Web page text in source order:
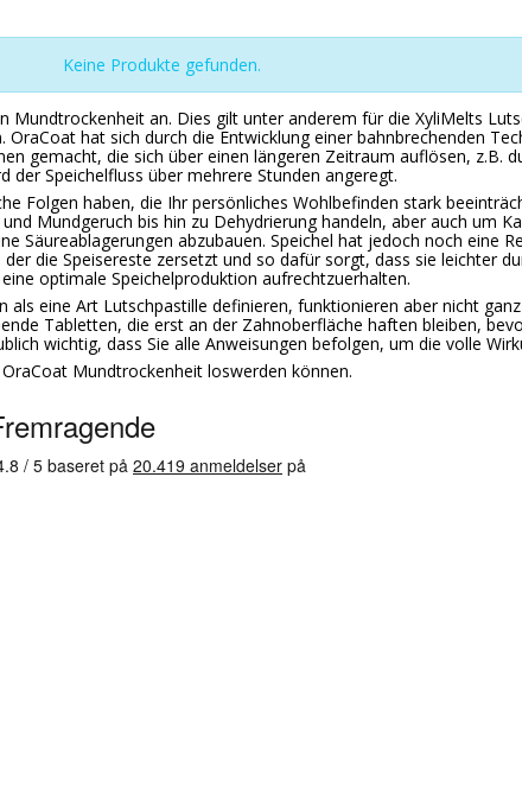
Keine Produkte gefunden.
Mundtrockenheit an. Dies gilt unter anderem für die XyliMelts
hat sich durch die Entwicklung einer bahnbrechenden
gemacht, die sich über einen längeren Zeitraum auflösen, z.B.
Speichelfluss über mehrere Stunden angeregt.
Folgen haben, die Ihr persönliches Wohlbefinden stark
Mundgeruch bis hin zu Dehydrierung handeln, aber auch um
Säureablagerungen abzubauen. Speichel hat jedoch noch eine
die Speisereste zersetzt und so dafür sorgt, dass sie leichter
optimale Speichelproduktion aufrechtzuerhalten.
als eine Art Lutschpastille definieren, funktionieren aber nicht
Tabletten, die erst an der Zahnoberfläche haften bleiben,
wichtig, dass Sie alle Anweisungen befolgen, um die volle
Mundtrockenheit loswerden können.